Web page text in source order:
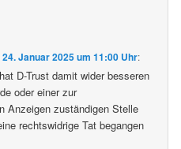
24. Januar 2025 um 11:00 Uhr:
D-Trust damit wider besseren
oder einer zur
Anzeigen zuständigen Stelle
rechtswidrige Tat begangen